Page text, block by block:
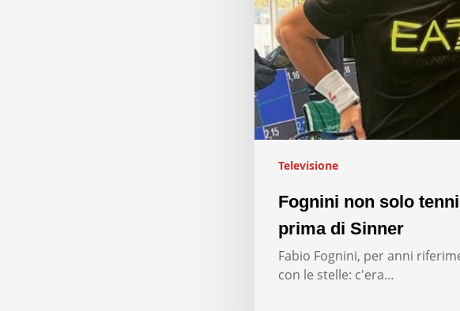
Televisione
Fognini non solo
prima di Sinner
Fabio Fognini, per anni
con le stelle: c'era…